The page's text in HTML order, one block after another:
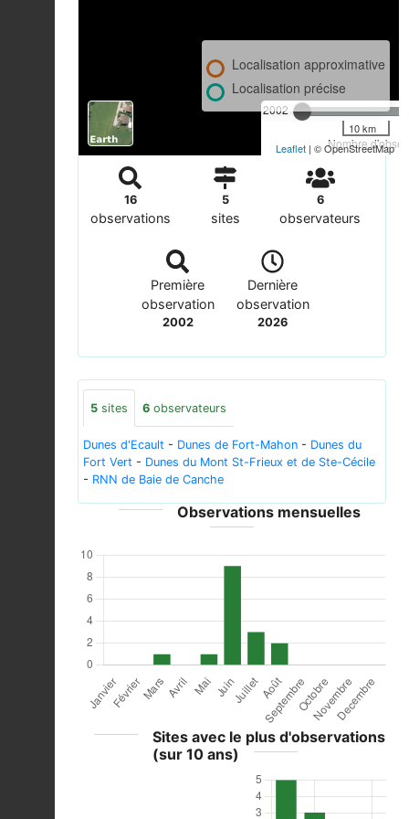
2002
Nombre
Localisation approximative
Localisation précise
10 km
Leaflet | © OpenStreetMap
16
observations
5
sites
6
observateurs
Première
observation
2002
Dernière
observation
2026
5 sites 6 observateurs
Dunes d'Ecault - Dunes de Fort-Mahon - Dunes du
Fort Vert - Dunes du Mont St-Frieux et de Ste-Cécile
- RNN de Baie de Canche
Observations mensuelles
Sites avec le plus d'observations
(sur 10 ans)